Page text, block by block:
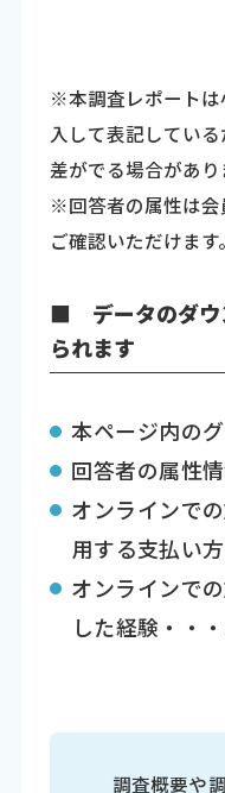
※本調査レポートは
入して表記してい
差がでる場合があり
※回答者の属性は会
ご確認いただけます。
■ データのダウ
られます
本ページ内の
回答者の属性
オンラインで
用する支払い
オンラインで
した経験・・
調査概要や